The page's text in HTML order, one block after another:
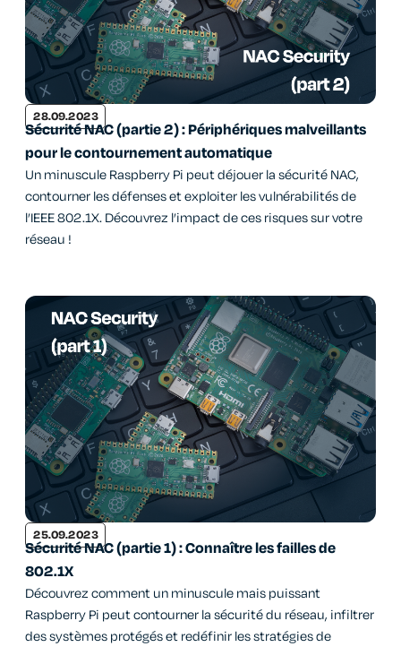
28.09.2023
Sécurité NAC (partie 2) : Périphériques malveillants
pour le contournement automatique
Un minuscule Raspberry Pi peut déjouer la sécurité NAC,
contourner les défenses et exploiter les vulnérabilités de
l’IEEE 802.1X. Découvrez l’impact de ces risques sur votre
réseau !
25.09.2023
Sécurité NAC (partie 1) : Connaître les failles de
802.1X
Découvrez comment un minuscule mais puissant
Raspberry Pi peut contourner la sécurité du réseau, infiltrer
des systèmes protégés et redéfinir les stratégies de